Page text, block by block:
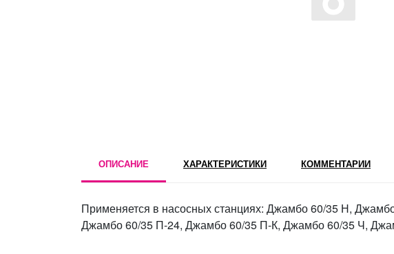
ОПИСАНИЕ ХАРАКТЕРИСТИКИ КОММЕНТАРИИ
Применяется в насосных станциях: Джамбо 60/35 Н,
Джамбо 60/35 П-24, Джамбо 60/35 П-К, Джамбо 60/35 Ч,